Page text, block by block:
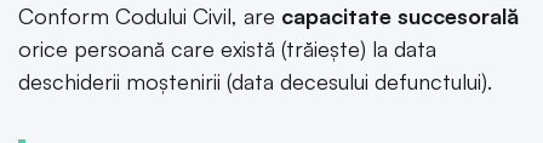
Conform Codului Civil, are capacitate succesorală
orice persoană care există (trăiește) la data
deschiderii moștenirii (data decesului defunctului).